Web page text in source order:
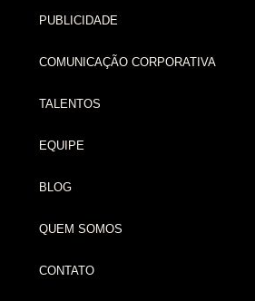
PUBLICIDADE
COMUNICAÇÃO CORPORATIVA
TALENTOS
EQUIPE
BLOG
QUEM SOMOS
CONTATO